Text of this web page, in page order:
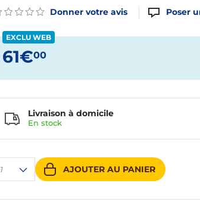
Donner votre avis Poser
EXCLU WEB
61€00
1 AJOUTER AU PANIER
Livraison à domicile
En stock